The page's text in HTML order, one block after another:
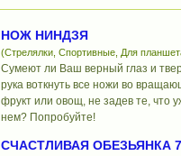
НОЖ НИНДЗЯ
(Стрелялки, Спортивные, Для
Сумеют ли Ваш верный глаз и
рука воткнуть все ножи во
фрукт или овощ, не задев те, что
нем? Попробуйте!
СЧАСТЛИВАЯ ОБЕЗЬЯНКА